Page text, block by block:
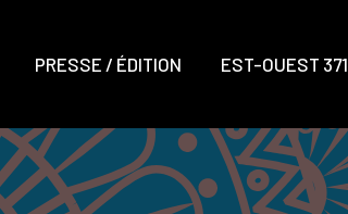
PRESSE / ÉDITION EST-OUEST 371